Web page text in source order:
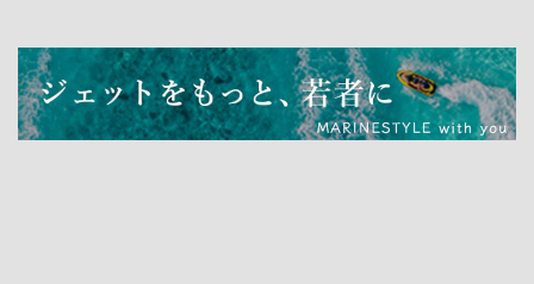
隅田川水面の祭典
離着岸
電動
電動ジェットボード
電動水上バイク
須磨海岸
館山
高速道路